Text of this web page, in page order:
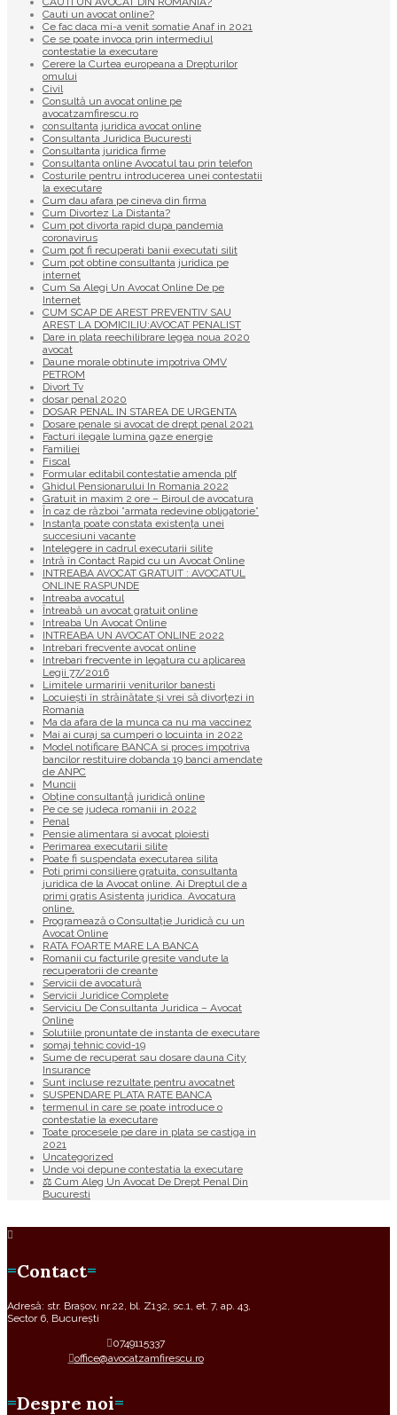
Cauti un avocat online?
Ce fac daca mi-a venit somatie Anaf in 2021
Ce se poate invoca prin intermediul
contestatie la executare
Cerere la Curtea europeana a Drepturilor
omului
Civil
Consultă un avocat online pe
avocatzamfirescu.ro
consultanta juridica avocat online
Consultanta Juridica Bucuresti
Consultanta juridica firme
Consultanta online Avocatul tau prin telefon
Costurile pentru introducerea unei contestatii
la executare
Cum dau afara pe cineva din firma
Cum Divortez La Distanta?
Cum pot divorta rapid dupa pandemia
coronavirus
Cum pot fi recuperati banii executati silit
Cum pot obtine consultanta juridica pe
internet
Cum Sa Alegi Un Avocat Online De pe
Internet
CUM SCAP DE AREST PREVENTIV SAU
AREST LA DOMICILIU:AVOCAT PENALIST
Dare in plata reechilibrare legea noua 2020
avocat
Daune morale obtinute impotriva OMV
PETROM
Divort Tv
dosar penal 2020
DOSAR PENAL IN STAREA DE URGENTA
Dosare penale si avocat de drept penal 2021
Facturi ilegale lumina gaze energie
Familiei
Fiscal
Formular editabil contestatie amenda plf
Ghidul Pensionarului In Romania 2022
Gratuit in maxim 2 ore – Biroul de avocatura
În caz de război ”armata redevine obligatorie”
Instanța poate constata existenţa unei
succesiuni vacante
Intelegere in cadrul executarii silite
Intră în Contact Rapid cu un Avocat Online
INTREABA AVOCAT GRATUIT : AVOCATUL
ONLINE RASPUNDE
Intreaba avocatul
Întreabă un avocat gratuit online
Intreaba Un Avocat Online
INTREABA UN AVOCAT ONLINE 2022
Intrebari frecvente avocat online
Intrebari frecvente in legatura cu aplicarea
Legii 77/2016
Limitele urmaririi veniturilor banesti
Locuiești în străinătate și vrei să divorțezi in
Romania
Ma da afara de la munca ca nu ma vaccinez
Mai ai curaj sa cumperi o locuinta in 2022
Model notificare BANCA si proces impotriva
bancilor restituire dobanda 19 banci amendate
de ANPC
Muncii
Obține consultanță juridică online
Pe ce se judeca romanii in 2022
Penal
Pensie alimentara si avocat ploiesti
Perimarea executarii silite
Poate fi suspendata executarea silita
Poti primi consiliere gratuita, consultanta
juridica de la Avocat online. Ai Dreptul de a
primi gratis Asistenta juridica. Avocatura
online.
Programează o Consultație Juridică cu un
Avocat Online
RATA FOARTE MARE LA BANCA
Romanii cu facturile gresite vandute la
recuperatorii de creante
Servicii de avocatură
Servicii Juridice Complete
Serviciu De Consultanta Juridica – Avocat
Online
Solutiile pronuntate de instanta de executare
somaj tehnic covid-19
Sume de recuperat sau dosare dauna City
Insurance
Sunt incluse rezultate pentru avocatnet
SUSPENDARE PLATA RATE BANCA
termenul in care se poate introduce o
contestatie la executare
Toate procesele pe dare in plata se castiga in
2021
Uncategorized
Unde voi depune contestatia la executare
⚖ Cum Aleg Un Avocat De Drept Penal Din
Bucuresti
Contact
Adresă: str. Brașov, nr.22, bl. Z132, sc.1, et. 7, ap. 43,
Sector 6, București
0749115337
office@avocatzamfirescu.ro
Despre noi